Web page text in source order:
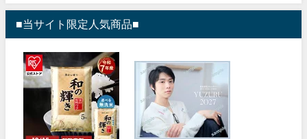
■当サイト限定人気商品■